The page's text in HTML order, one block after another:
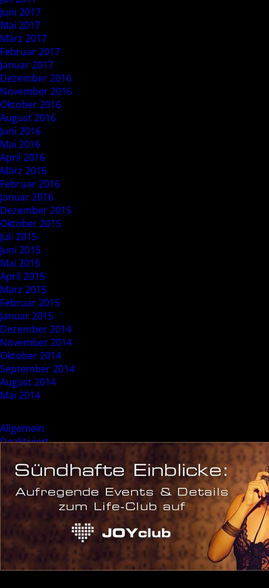
Juni 2017
Mai 2017
März 2017
Februar 2017
Januar 2017
Dezember 2016
November 2016
Oktober 2016
August 2016
Juni 2016
Mai 2016
April 2016
März 2016
Februar 2016
Januar 2016
Dezember 2015
Oktober 2015
Juli 2015
Juni 2015
Mai 2015
April 2015
März 2015
Februar 2015
Januar 2015
Dezember 2014
November 2014
Oktober 2014
September 2014
August 2014
Mai 2014
Allgemein
Deaktiviert
Event
Sonderevent
Meta
Anmelden
Eintrags-Feed
Kommentar-Feed
WordPress.org